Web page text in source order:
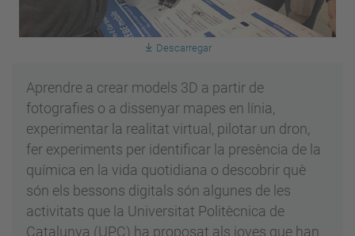
Descarregar
Aprendre a crear models 3D a partir de
fotografies o a dissenyar mapes en línia,
experimentar la realitat virtual, pilotar un dron,
fer experiments per identificar la presència de la
química en la vida quotidiana o descobrir què
són els bessons digitals són algunes de les
activitats que la Universitat Politècnica de
Catalunya (UPC) ha proposat als joves que han